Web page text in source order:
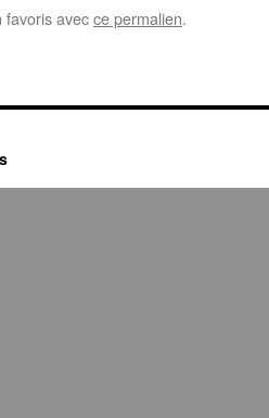
favoris avecce permalien.